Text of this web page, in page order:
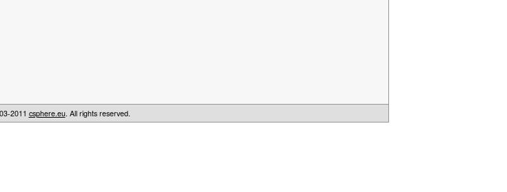
2011 csphere.eu. All rights reserved.